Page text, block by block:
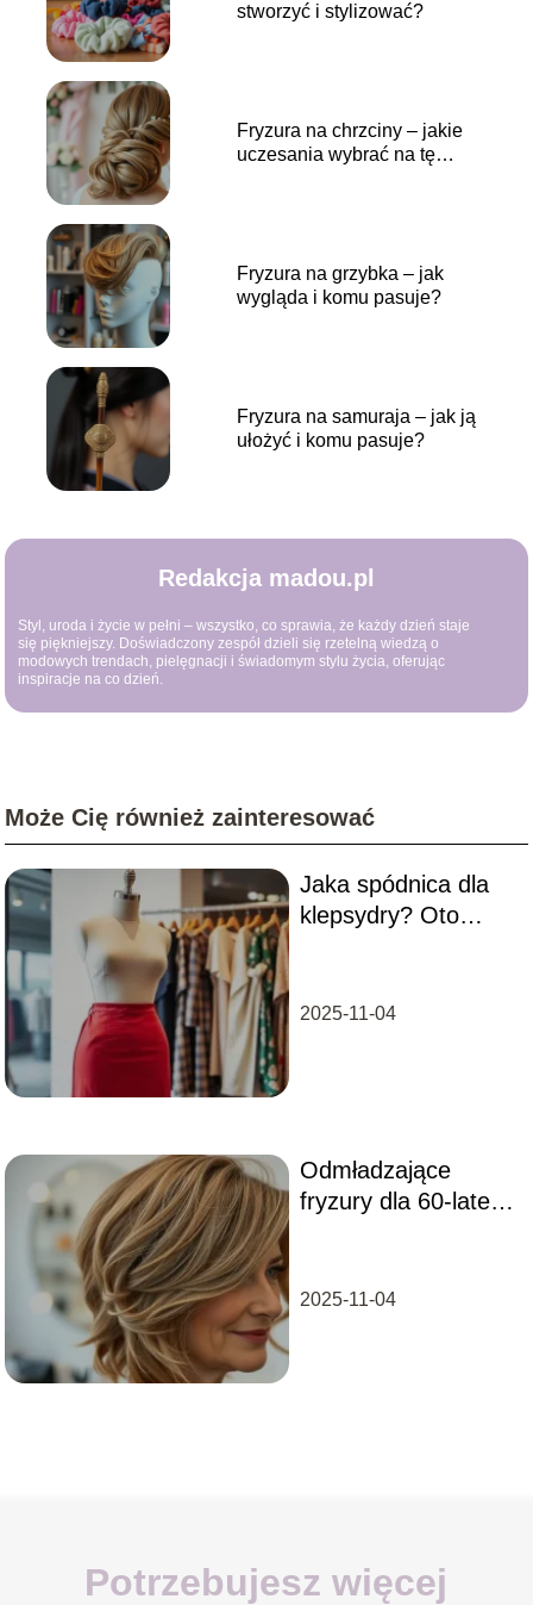
stworzyć i stylizować?
Fryzura na chrzciny – jakie
uczesania wybrać na tę
Fryzura na grzybka – jak
wygląda i komu pasuje?
Fryzura na samuraja – jak ją
ułożyć i komu pasuje?
Redakcja madou.pl
Styl, uroda i życie w pełni – wszystko, co sprawia, że każdy dzień staje
się piękniejszy. Doświadczony zespół dzieli się rzetelną wiedzą o
modowych trendach, pielęgnacji i świadomym stylu życia, oferując
inspiracje na co dzień.
Może Cię również zainteresować
Jaka spódnica dla
klepsydry? Oto
2025-11-04
Odmładzające
fryzury dla 60-latek
2025-11-04
Potrzebujesz więcej